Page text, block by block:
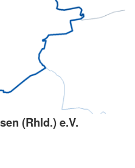
(Rhld.) e.V.